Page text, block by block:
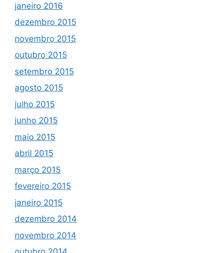
janeiro 2016
dezembro 2015
novembro 2015
outubro 2015
setembro 2015
agosto 2015
julho 2015
junho 2015
maio 2015
abril 2015
março 2015
fevereiro 2015
janeiro 2015
dezembro 2014
novembro 2014